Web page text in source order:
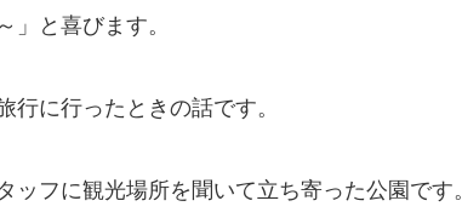
」と喜びます。
行に行ったときの話です。
ッフに観光場所を聞いて立ち寄った公園です。